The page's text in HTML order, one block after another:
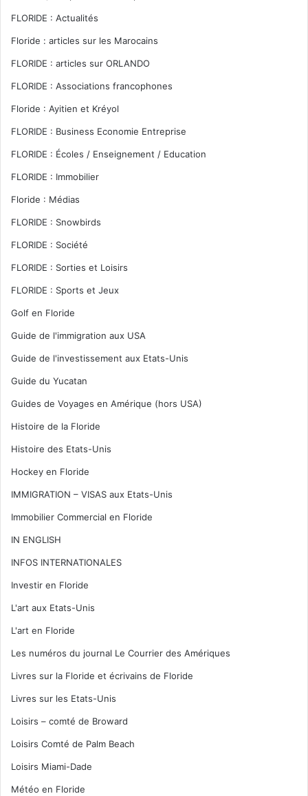
FLORIDE : Actualités
Floride : articles sur les Marocains
FLORIDE : articles sur ORLANDO
FLORIDE : Associations francophones
Floride : Ayitien et Kréyol
FLORIDE : Business Economie Entreprise
FLORIDE : Écoles / Enseignement / Education
FLORIDE : Immobilier
Floride : Médias
FLORIDE : Snowbirds
FLORIDE : Société
FLORIDE : Sorties et Loisirs
FLORIDE : Sports et Jeux
Golf en Floride
Guide de l'immigration aux USA
Guide de l'investissement aux Etats-Unis
Guide du Yucatan
Guides de Voyages en Amérique (hors USA)
Histoire de la Floride
Histoire des Etats-Unis
Hockey en Floride
IMMIGRATION – VISAS aux Etats-Unis
Immobilier Commercial en Floride
IN ENGLISH
INFOS INTERNATIONALES
Investir en Floride
L'art aux Etats-Unis
L'art en Floride
Les numéros du journal Le Courrier des Amériques
Livres sur la Floride et écrivains de Floride
Livres sur les Etats-Unis
Loisirs – comté de Broward
Loisirs Comté de Palm Beach
Loisirs Miami-Dade
Météo en Floride